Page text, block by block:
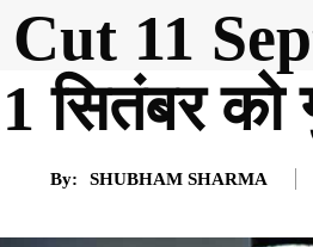
11
सितंबर को
By: SHUBHAM SHARMA